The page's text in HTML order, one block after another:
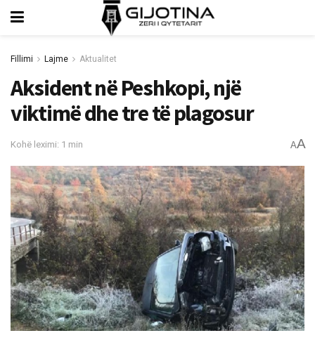
Fillimi Lajme Aktualitet
Aksident në Peshkopi, një
viktimë dhe tre të plagosur
Kohë leximi: 1 min AA